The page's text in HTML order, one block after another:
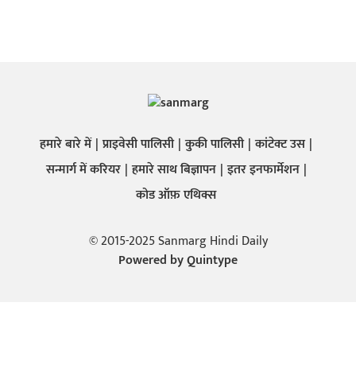
हमारे बारे में प्राइवेसी पालिसी कुकी पालिसी कांटेक्ट उस
सन्मार्ग में करियर हमारे साथ बिज्ञापन इतर इनफार्मेशन
कोड ऑफ़ एथिक्स
© 2015-2025 Sanmarg Hindi Daily
Powered byQuintype